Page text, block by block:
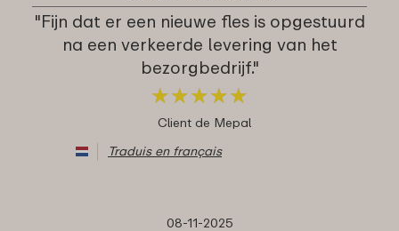
"Fijn dat er een nieuwe fles is opgestuurd
na een verkeerde levering van het
bezorgbedrijf."
★★★★★
★★★★★
Client de Mepal
Traduis en français
08-11-2025